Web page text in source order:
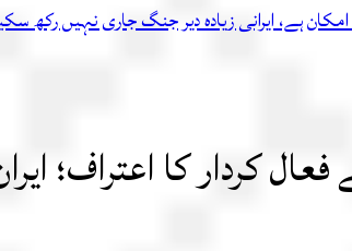
ہے، ایرانی زیادہ دیر جنگ جاری نہیں رکھ
کردار کا اعتراف؛